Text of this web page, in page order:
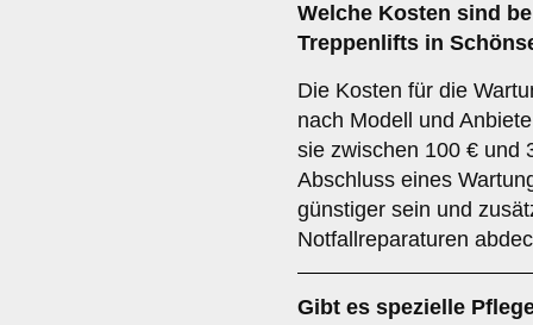
Welche Kosten sind
Treppenlifts in
Die Kosten für die
nach Modell und
sie zwischen 100 € und
Abschluss eines
günstiger sein und
Notfallreparaturen
Gibt es spezielle